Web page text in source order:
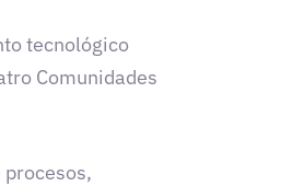
tecnológico
Comunidades